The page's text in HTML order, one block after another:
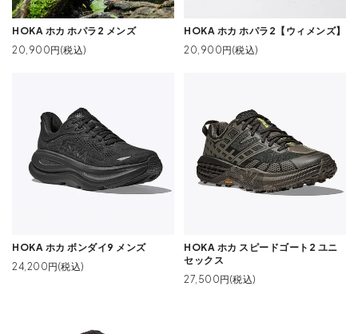
HOKA ホカ ホパラ2 メンズ
20,900円(税込)
HOKA ホカ ホパラ2【ウィメンズ】
20,900円(税込)
HOKA ホカ ボンダイ9 メンズ
24,200円(税込)
HOKA ホカ スピードゴート2 ユニ
セックス
27,500円(税込)